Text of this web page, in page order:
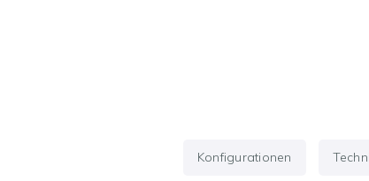
Konfigurationen